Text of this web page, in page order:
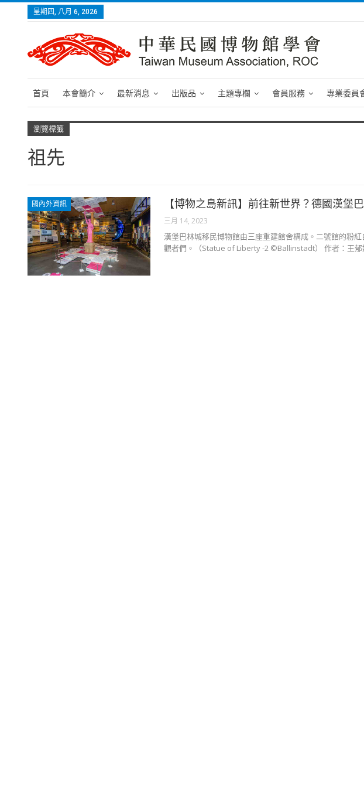
星期四, 八月 6, 2026
首頁 本會簡介 最新消息 出版品 主題專欄 會員服務 專業委員
瀏覽標籤
祖先
國內外資訊 【博物之島新訊】前往新世界？德國漢堡
三月 14, 2023
漢堡巴林城移民博物館由三座重建館舍構成。二號館的粉
觀者們。（Statue of Liberty -2 ©Ballinstadt） 作者：王